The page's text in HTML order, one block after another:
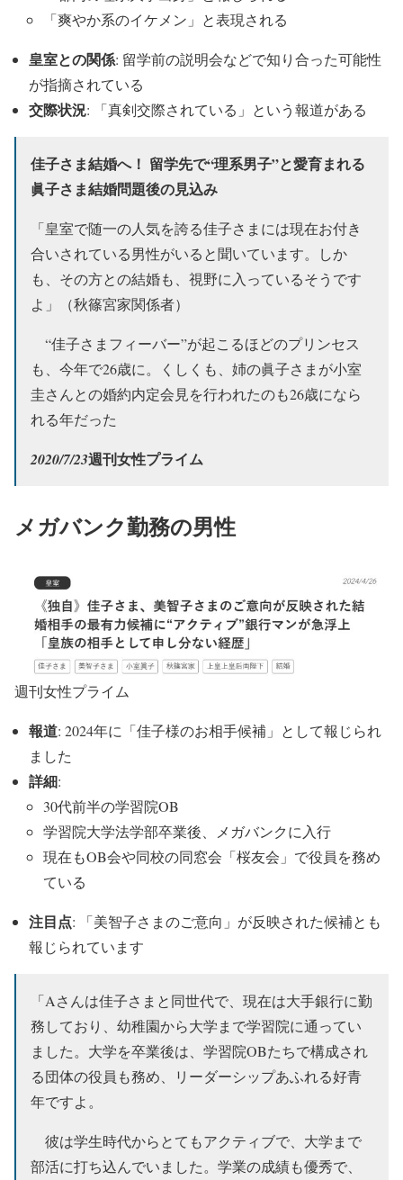
「爽やか系のイケメン」と表現される
皇室との関係: 留学前の説明会などで知り合った可能性
が指摘されている
交際状況: 「真剣交際されている」という報道がある
佳子さま結婚へ！ 留学先で“理系男子”と愛育まれる
眞子さま結婚問題後の見込み
「皇室で随一の人気を誇る佳子さまには現在お付き
合いされている男性がいると聞いています。しか
も、その方との結婚も、視野に入っているそうです
よ」（秋篠宮家関係者）
“佳子さまフィーバー”が起こるほどのプリンセス
も、今年で26歳に。くしくも、姉の眞子さまが小室
圭さんとの婚約内定会見を行われたのも26歳になら
れる年だった
2020/7/23週刊女性プライム
メガバンク勤務の男性
週刊女性プライム
報道: 2024年に「佳子様のお相手候補」として報じられ
ました
詳細:
30代前半の学習院OB
学習院大学法学部卒業後、メガバンクに入行
現在もOB会や同校の同窓会「桜友会」で役員を務め
ている
注目点: 「美智子さまのご意向」が反映された候補とも
報じられています
「Aさんは佳子さまと同世代で、現在は大手銀行に勤
務しており、幼稚園から大学まで学習院に通ってい
ました。大学を卒業後は、学習院OBたちで構成され
る団体の役員も務め、リーダーシップあふれる好青
年ですよ。
彼は学生時代からとてもアクティブで、大学まで
部活に打ち込んでいました。学業の成績も優秀で、